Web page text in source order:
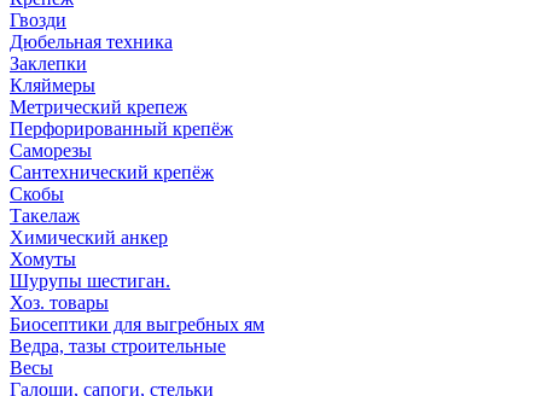
Гвозди
Дюбельная техника
Заклепки
Кляймеры
Метрический крепеж
Перфорированный крепёж
Саморезы
Сантехнический крепёж
Скобы
Такелаж
Химический анкер
Хомуты
Шурупы шестиган.
Хоз. товары
Биосептики для выгребных ям
Ведра, тазы строительные
Весы
Галоши, сапоги, стельки